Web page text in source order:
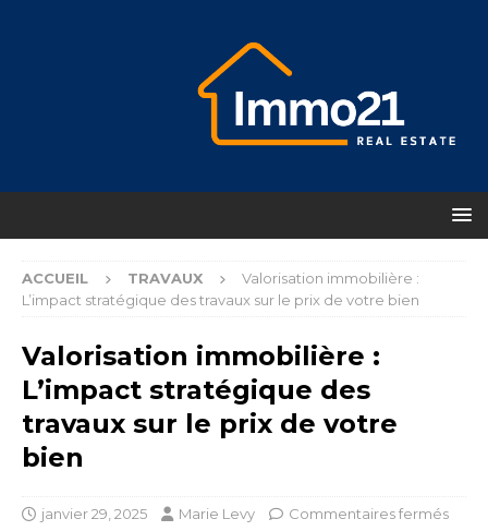
ACCUEIL TRAVAUX
Valorisation immobilière :
L’impact stratégique des travaux sur le prix de votre bien
Valorisation immobilière :
L’impact stratégique des
travaux sur le prix de votre
bien
janvier 29, 2025 Marie Levy Commentaires fermés